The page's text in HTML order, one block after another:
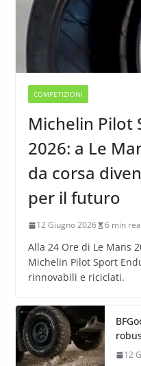
COMPETIZIONI
Michelin Pilot
2026: a Le
da corsa
per il futuro
12 Giugno 2026 6 min
Alla 24 Ore di Le Mans
Michelin Pilot Sport
rinnovabili e riciclati.
12